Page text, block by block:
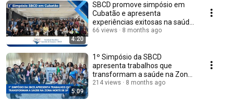
4:20
SBCD promove simpósio em
Cubatão e apresenta
experiências exitosas na saúde
do município
66 views 8 months ago
5:09
1º Simpósio da SBCD
apresenta trabalhos que
transformam a saúde na Zona
Norte de SP
214 views 8 months ago